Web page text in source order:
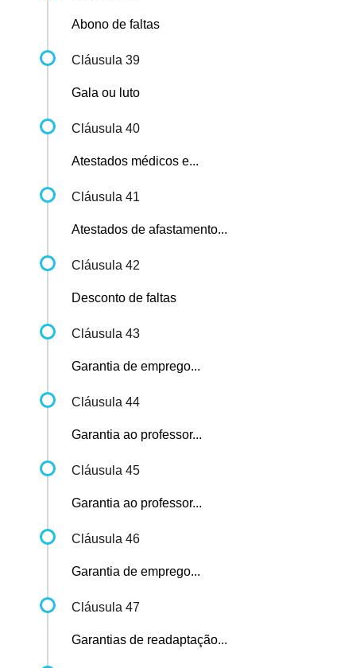
Abono de faltas
Cláusula 39
Gala ou luto
Cláusula 40
Atestados médicos e...
Cláusula 41
Atestados de afastamento...
Cláusula 42
Desconto de faltas
Cláusula 43
Garantia de emprego...
Cláusula 44
Garantia ao professor...
Cláusula 45
Garantia ao professor...
Cláusula 46
Garantia de emprego...
Cláusula 47
Garantias de readaptação...